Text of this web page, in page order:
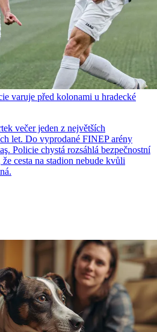
varuje před kolonami u hradecké
večer jeden z největších
let. Do vyprodané FINEP arény
Policie chystá rozsáhlá bezpečnostní
cesta na stadion nebude kvůli